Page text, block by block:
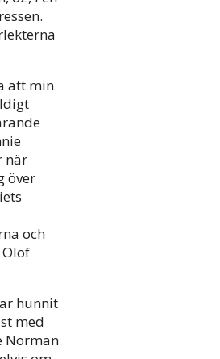
att min
när
över
och
hunnit
med
Norman